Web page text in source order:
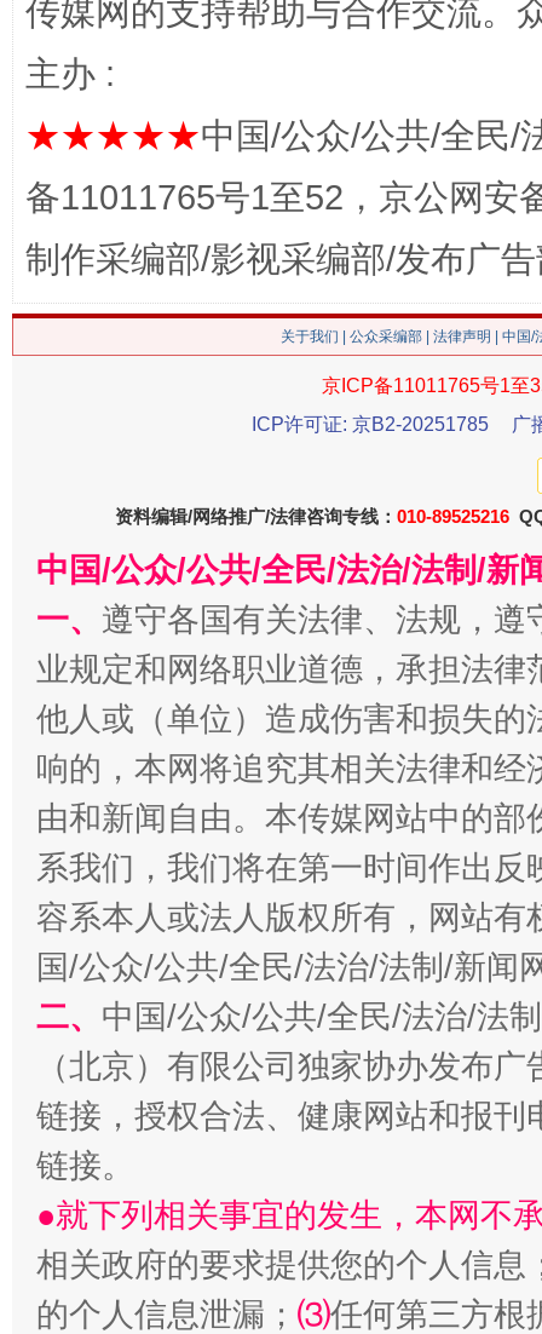
网上购药对药下症？
谢
在谋一域中谋全局
今
习近平的博鳌关键词
魏明亮
“刷贴”乱象丛生
生
传媒网的支持帮助与合作交流。
主办 :
★★★★★中国/公众/公共/全民/
备11011765号1至52，京公网安
制作采编部/影视采编部/发布广
关于我们 公众采编部 法律声明 | 中国
京ICP备11011765号1至
ICP许可证: 京B2-20251785
广
资料编辑/网络推广/法律咨询专线： 010-89525216
中国/公众/公共/全民/法治/法制/新
一、 遵守各国有关法律、法规，
业规定和网络职业道德，承担法
他人或（单位）造成伤害和损失
响的，本网将追究其相关法律和
由和新闻自由。本传媒网站中的
系我们，我们将在第一时间作出
容系本人或法人版权所有，网站
国/公众/公共/全民/法治/法制/新闻
二、 中国/公众/公共/全民/法治/法
（北京）有限公司独家协办发布
链接，授权合法、健康网站和报
链接。
●就下列相关事宜的发生，本网不
相关政府的要求提供您的个人信息
的个人信息泄漏； ⑶任何第三方根